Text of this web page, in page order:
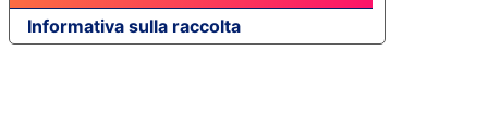
Informativa sulla raccolta